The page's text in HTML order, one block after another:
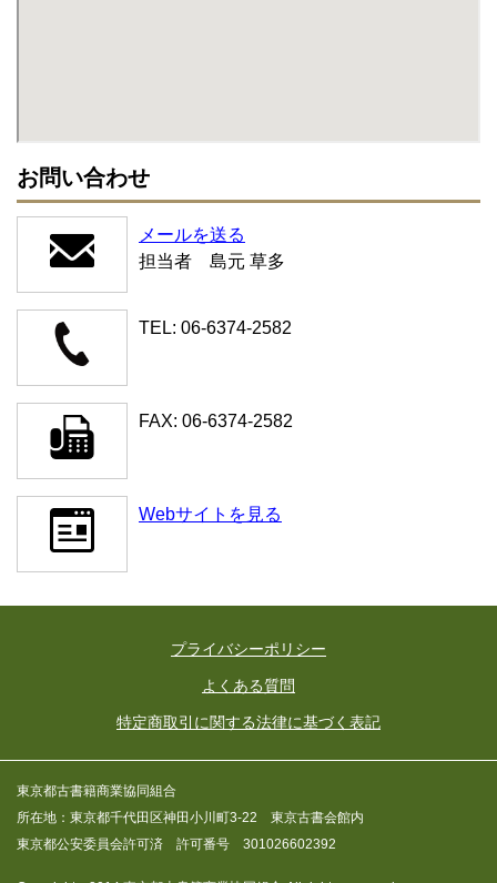
お問い合わせ
メールを送る
担当者 島元 草多
TEL: 06-6374-2582
FAX: 06-6374-2582
Webサイトを見る
プライバシーポリシー
よくある質問
特定商取引に関する法律に基づく表記
東京都古書籍商業協同組合
所在地：東京都千代田区神田小川町3-22 東京古書会館内
東京都公安委員会許可済 許可番号 301026602392